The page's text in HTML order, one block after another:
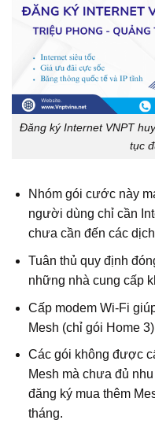
Đăng ký Internet VNPT
tục
Nhóm gói cước này
người dùng chỉ cần
chưa cần đến các
Tuân thủ quy định
những nhà cung cấp
Cấp modem Wi‑Fi
Mesh (chỉ gói Home
Các gói không được
Mesh mà chưa đủ
đăng ký mua thêm
tháng.